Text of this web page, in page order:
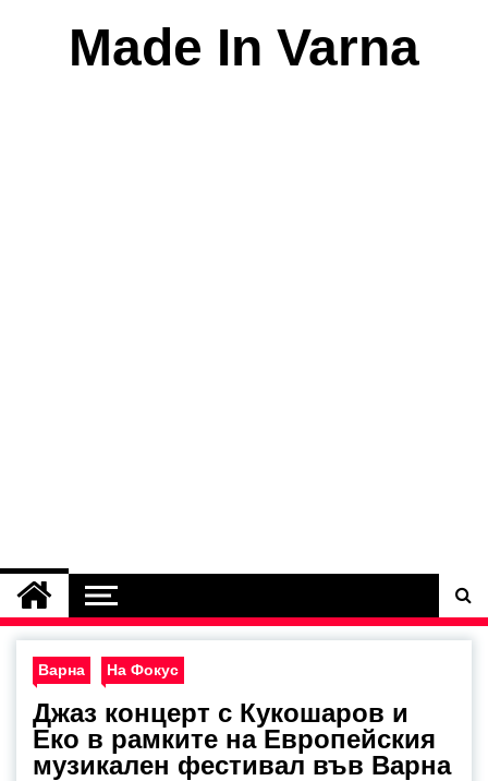
Made In Varna
Варна На Фокус
Джаз концерт с Кукошаров и
Еко в рамките на Европейския
музикален фестивал във Варна